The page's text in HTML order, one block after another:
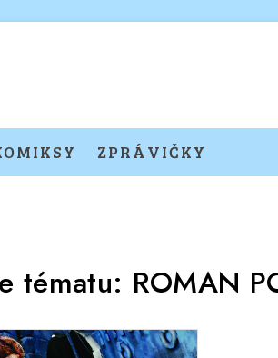
ZPRÁVIČKY
tématu: ROMAN